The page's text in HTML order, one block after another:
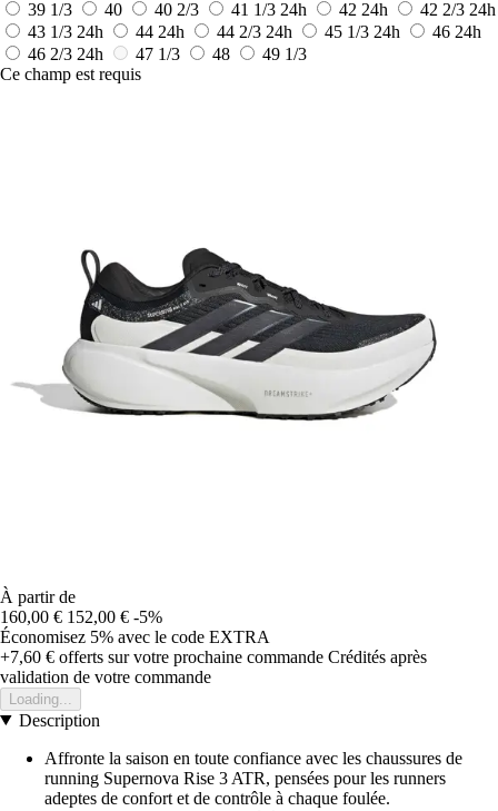
39 1/3 40 40 2/3 41 1/3 24h 42 24h 42 2/3 24h
43 1/3 24h 44 24h 44 2/3 24h 45 1/3 24h 46 24h
46 2/3 24h 47 1/3 48
49 1/3
Ce champ est requis
À partir de
160,00 € 152,00 € -5%
Économisez 5% avec le code EXTRA
+7,60 € offerts sur votre prochaine commande Crédités après
validation de votre commande
Loading...
Description
Affronte la saison en toute confiance avec les chaussures de
running Supernova Rise 3 ATR, pensées pour les runners
adeptes de confort et de contrôle à chaque foulée.